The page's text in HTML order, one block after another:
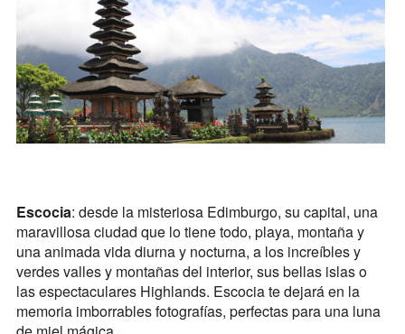
Escocia: desde la misteriosa Edimburgo, su capital, una
maravillosa ciudad que lo tiene todo, playa, montaña y
una animada vida diurna y nocturna, a los increíbles y
verdes valles y montañas del interior, sus bellas islas o
las espectaculares Highlands. Escocia te dejará en la
memoria imborrables fotografías, perfectas para una luna